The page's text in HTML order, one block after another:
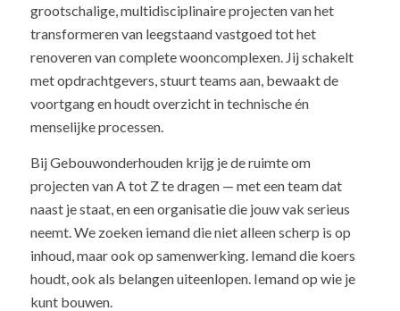
grootschalige, multidisciplinaire projecten van het
transformeren van leegstaand vastgoed tot het
renoveren van complete wooncomplexen. Jij schakelt
met opdrachtgevers, stuurt teams aan, bewaakt de
voortgang en houdt overzicht in technische én
menselijke processen.
Bij Gebouwonderhouden krijg je de ruimte om
projecten van A tot Z te dragen — met een team dat
naast je staat, en een organisatie die jouw vak serieus
neemt. We zoeken iemand die niet alleen scherp is op
inhoud, maar ook op samenwerking. Iemand die koers
houdt, ook als belangen uiteenlopen. Iemand op wie je
kunt bouwen.